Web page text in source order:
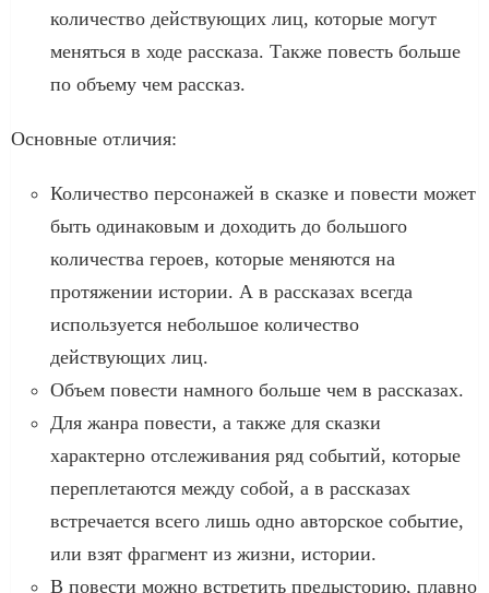
количество действующих лиц, которые могут
меняться в ходе рассказа. Также повесть больше
по объему чем рассказ.
Основные отличия:
Количество персонажей в сказке и повести может
быть одинаковым и доходить до большого
количества героев, которые меняются на
протяжении истории. А в рассказах всегда
используется небольшое количество
действующих лиц.
Объем повести намного больше чем в рассказах.
Для жанра повести, а также для сказки
характерно отслеживания ряд событий, которые
переплетаются между собой, а в рассказах
встречается всего лишь одно авторское событие,
или взят фрагмент из жизни, истории.
В повести можно встретить предысторию, плавно